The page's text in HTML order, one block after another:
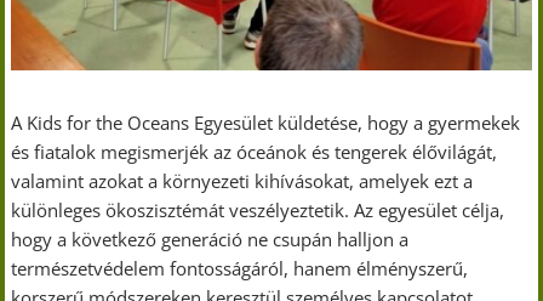
A Kids for the Oceans Egyesület küldetése, hogy a gyermekek
és fiatalok megismerjék az óceánok és tengerek élővilágát,
valamint azokat a környezeti kihívásokat, amelyek ezt a
különleges ökoszisztémát veszélyeztetik. Az egyesület célja,
hogy a következő generáció ne csupán halljon a
természetvédelem fontosságáról, hanem élményszerű,